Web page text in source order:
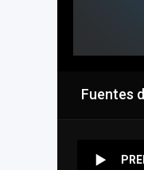
Fuentes